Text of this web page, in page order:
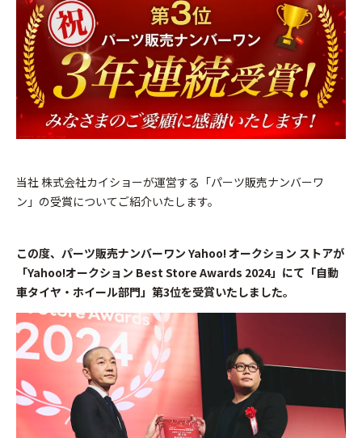
当社 株式会社カイショーが運営する「パーツ販売ナンバーワ
ン」の受賞についてご紹介いたします。
この度、パーツ販売ナンバーワン Yahoo! オークション ストアが
「Yahoo!オークション Best Store Awards 2024」にて「自動
車タイヤ・ホイール部門」第3位を受賞いたしました。